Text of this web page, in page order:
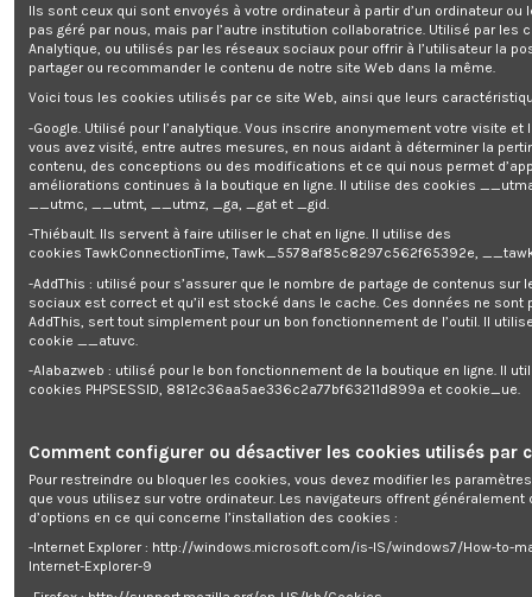
Préparez-vous à affronter l'hiver avec ce radiateur à inertie fluide 1200 W
de la marque Warm Tech. Il convient parfaitement pour chauffer des pièces
telles que votre salon, votre chambre,... Équipé d'un timer 7 jours et d'un
thermostat LCD, ce radiateur est facilement programmable. Discret et
élégant, il diffuse une chaleur douce et agréable qui ne dessèche pas l'air
ambiant. Ce radiateur à inertie est livré avec des fixations murales. Il
mesure 57.5 cm de hauteur, 69 cm de largeur et 8 cm de profondeur. Il est
certifié Classe II, IP24.
(RIF600-4), en 900W (RIF900-5), en 1500W (RIF1500-9) et en 2000W
(RIF2000-12).
Caractéristiques :
- Puissance: 1200 W
- Dimensions: 575 x 690 x 80 mm
- Classe II - IP24
- Double isolation de l'élément de chauffe
- Fixation murale, très facile à installer
- Chaleur douce qui ne dessèche pas l'air ambiant
- Ne demande aucun entretien
- Convient parfaitement pour chauffer des pièces telles que votre salon,
votre chambre. Il est discret et élégant
- Garantie 2 ans
Ils sont ceux qui sont envoyés à votre ordinateur à partir d’un ordinateur ou
pas géré par nous, mais par l’autre institution collaboratrice. Utilisé par les
Analytique, ou utilisés par les réseaux sociaux pour offrir à l’utilisateur la
partager ou recommander le contenu de notre site Web dans la même.
Voici tous les cookies utilisés par ce site Web, ainsi que leurs
-Google. Utilisé pour l’analytique. Vous inscrire anonymement votre visite et
vous avez visité, entre autres mesures, en nous aidant à déterminer la
contenu, des conceptions ou des modifications et ce qui nous permet
améliorations continues à la boutique en ligne. Il utilise des cookies
__utmc, __utmt, __utmz, _ga, _gat et _gid.
-Thiébault. Ils servent à faire utiliser le chat en ligne. Il utilise des
cookies TawkConnectionTime, Tawk_5578af85c8297c562f65392e,
-AddThis : utilisé pour s’assurer que le nombre de partage de contenus sur
sociaux est correct et qu’il est stocké dans le cache. Ces données ne sont
AddThis, sert tout simplement pour un bon fonctionnement de l’outil. Il
cookie __atuvc.
-Alabazweb : utilisé pour le bon fonctionnement de la boutique en ligne. Il
cookies PHPSESSID, 8812c36aa5ae336c2a77bf63211d899a et cookie_ue.
Comment configurer ou désactiver les cookies utilisés par
Pour restreindre ou bloquer les cookies, vous devez modifier les
que vous utilisez sur votre ordinateur. Les navigateurs offrent généralement
d’options en ce qui concerne l’installation des cookies :
-Internet Explorer : http://windows.microsoft.com/is-IS/windows7/How-to-
Internet-Explorer-9